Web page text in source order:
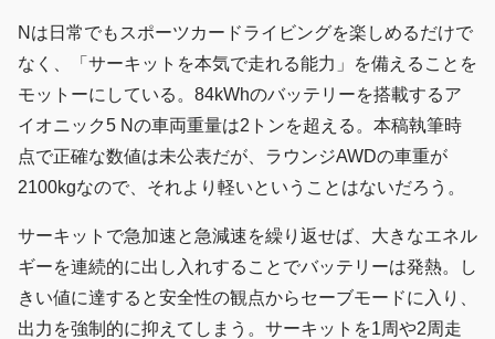
Nは日常でもスポーツカードライビングを楽しめるだけで
なく、「サーキットを本気で走れる能力」を備えることを
モットーにしている。84kWhのバッテリーを搭載するア
イオニック5 Nの車両重量は2トンを超える。本稿執筆時
点で正確な数値は未公表だが、ラウンジAWDの車重が
2100kgなので、それより軽いということはないだろう。
サーキットで急加速と急減速を繰り返せば、大きなエネル
ギーを連続的に出し入れすることでバッテリーは発熱。し
きい値に達すると安全性の観点からセーブモードに入り、
出力を強制的に抑えてしまう。サーキットを1周や2周走